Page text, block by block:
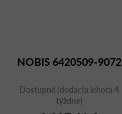
NOBIS 6420509-9072
Dostupné (dodacia lehota 4
týždne)